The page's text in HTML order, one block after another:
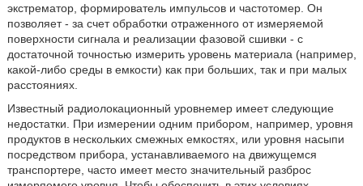
экстрематор, формирователь импульсов и частотомер. Он
позволяет - за счет обработки отраженного от измеряемой
поверхности сигнала и реализации фазовой сшивки - с
достаточной точностью измерить уровень материала (например,
какой-либо среды в емкости) как при больших, так и при малых
расстояниях.
Известный радиолокационный уровнемер имеет следующие
недостатки. При измерении одним прибором, например, уровня
продуктов в нескольких смежных емкостях, или уровня насыпи
посредством прибора, устанавливаемого на движущемся
транспортере, часто имеет место значительный разброс